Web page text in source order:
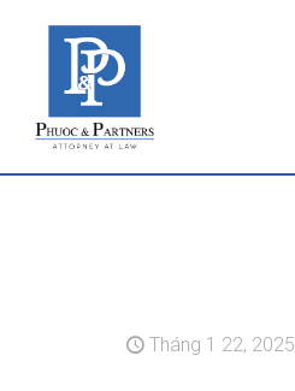
Tháng 1 22, 2025